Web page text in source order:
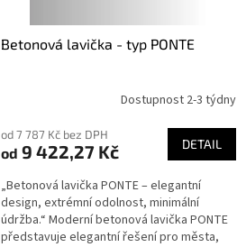
Betonová lavička - typ PONTE
Dostupnost 2-3 týdny
od 7 787 Kč bez DPH
od 9 422,27 Kč DETAIL
„Betonová lavička PONTE – elegantní
design, extrémní odolnost, minimální
údržba.“ Moderní betonová lavička PONTE
představuje elegantní řešení pro města,